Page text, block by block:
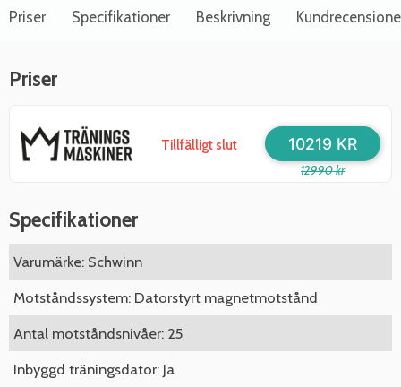
Priser Specifikationer Beskrivning
Priser
Tillfälligt slut
12990 kr
10219 KR
Specifikationer
Varumärke: Schwinn
Motståndssystem: Datorstyrt magnetmotstånd
Antal motståndsnivåer: 25
Inbyggd träningsdator: Ja